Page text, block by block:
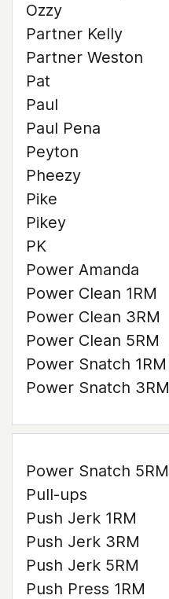
Ozzy
Partner Kelly
Partner Weston
Pat
Paul
Paul Pena
Peyton
Pheezy
Pike
Pikey
PK
Power Amanda
Power Clean 1RM
Power Clean 3RM
Power Clean 5RM
Power Snatch 1RM
Power Snatch 3RM
Power Snatch 5RM
Pull-ups
Push Jerk 1RM
Push Jerk 3RM
Push Jerk 5RM
Push Press 1RM